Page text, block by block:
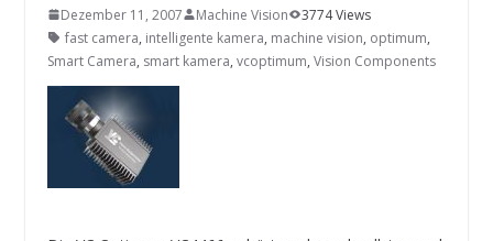
SYSTEMS WIRD EYYES
Compact system for precision
positioning of industrial cameras
Dezember 11, 2007 Machine Vision
3774 Views
fast camera, intelligente kamera, machine vision, optimum,
Smart Camera, smart kamera, vcoptimum, Vision Components